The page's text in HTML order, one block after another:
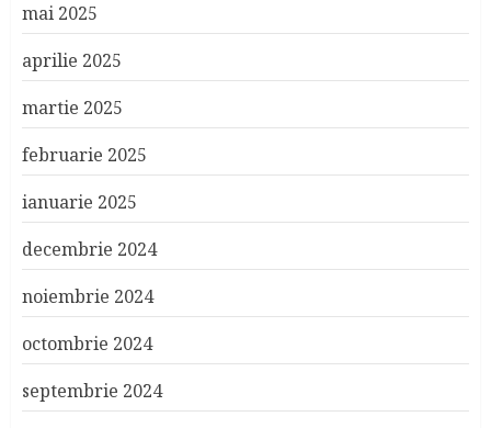
mai 2025
aprilie 2025
martie 2025
februarie 2025
ianuarie 2025
decembrie 2024
noiembrie 2024
octombrie 2024
septembrie 2024